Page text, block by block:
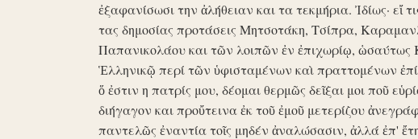
ἐξαφανίσωσι την ἀλήθειαν και τα τεκμήρια. Ἰδίως· εἴ
τας δημοσίας προτάσεις Μητσοτάκη, Τσίπρα,
Παπανικολάου και τῶν λοιπῶν ἐν ἐπιχωρίῳ,
Ἑλληνικῷ περί τῶν ὑφισταμένων καὶ πραττομένων
ὅ ἐστιν η πατρίς μου, δέομαι θερμῶς δεῖξαι μοι ποῦ
διήγαγον και προὔτεινα ἐκ τοῦ ἐμοῦ μετερίζου
παντελῶς ἐναντία τοῖς μηδέν ἀναλώσασιν, ἀλλά ἐπ'